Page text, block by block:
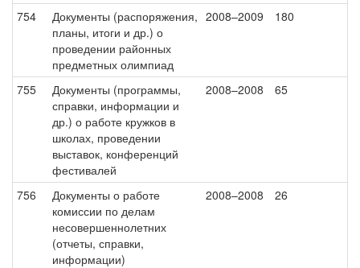
754
Документы (распоряжения,
планы, итоги и др.) о
проведении районных
предметных олимпиад
2008–2009 180
755
Документы (программы,
справки, информации и
др.) о работе кружков в
школах, проведении
выставок, конференций
фестивалей
2008–2008 65
756
Документы о работе
комиссии по делам
несовершеннолетних
(отчеты, справки,
информации)
2008–2008 26